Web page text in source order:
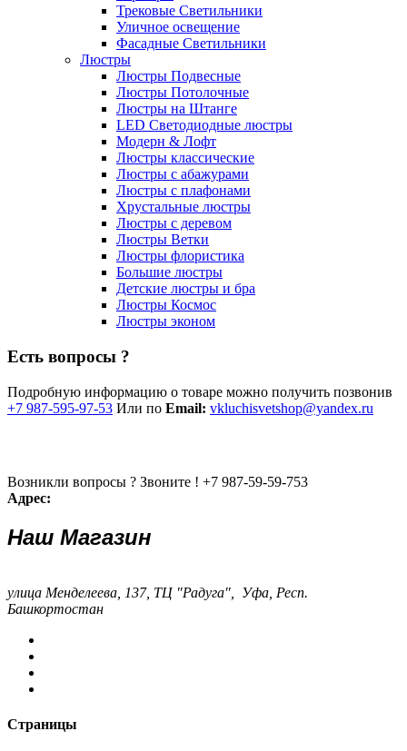
Трековые Светильники
Уличное освещение
Фасадные Светильники
Люстры
Люстры Подвесные
Люстры Потолочные
Люстры на Штанге
LED Светодиодные люстры
Модерн & Лофт
Люстры классические
Люстры с абажурами
Люстры с плафонами
Хрустальные люстры
Люстры с деревом
Люстры Ветки
Люстры флористика
Большие люстры
Детские люстры и бра
Люстры Космос
Люстры эконом
Есть вопросы ?
Подробную информацию о товаре можно получить позвонив
+7 987-595-97-53 Или по Email: vkluchisvetshop@yandex.ru
Возникли вопросы ? Звоните ! +7 987-59-59-753
Адрес:
Наш Магазин
улица Менделеева, 137, ТЦ "Радуга", Уфа, Респ.
Башкортостан
Страницы